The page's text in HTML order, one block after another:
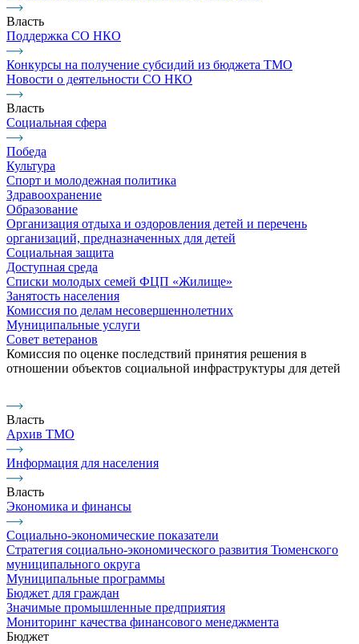
Власть
Поддержка СО НКО
Конкурсы на получение субсидий из бюджета ТМО
Новости о деятельности СО НКО
Власть
Социальная сфера
Победа
Культура
Спорт и молодежная политика
Здравоохранение
Образование
Организация отдыха и оздоровления детей и перечень
организаций, предназначенных для детей
Социальная защита
Доступная среда
Списки молодых семей ФЦП «Жилище»
Занятость населения
Комиссия по делам несовершеннолетних
Муниципальные услуги
Совет ветеранов
Комиссия по оценке последствий принятия решения в
отношении объектов социальной инфраструктуры для детей
Власть
Архив ТМО
Информация для населения
Власть
Экономика и финансы
Социально-экономические показатели
Стратегия социально-экономического развития Тюменского
муниципального округа
Муниципальные программы
Бюджет для граждан
Значимые промышленные предприятия
Мониторинг качества финансового менеджмента
Бюджет